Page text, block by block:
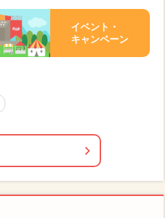
イベント・
キャンペーン